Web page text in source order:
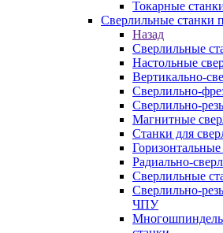
Токарные
Сверлильные станки
Назад
Сверлильные
Настольные
Вертикально-
Сверлильно-
Сверлильно-
Магнитные
Станки для
Радиально-
Сверлильные
Сверлильно-
ЧПУ